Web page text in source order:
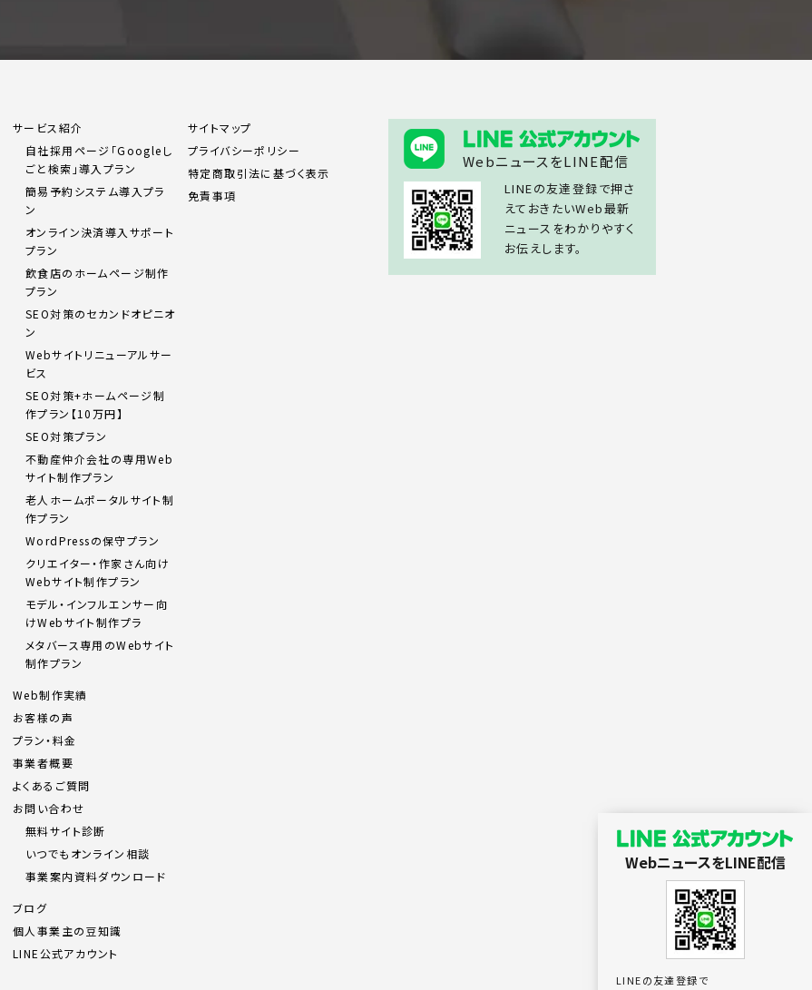
WebニュースをLINE配信
LINEの友達登録で
サービス紹介
自社採用ページ「Googleし
ごと検索」導入プラン
簡易予約システム導入プラ
ン
オンライン決済導入サポート
プラン
飲食店のホームページ制作
プラン
SEO対策のセカンドオピニオ
ン
Webサイトリニューアルサー
ビス
SEO対策+ホームページ制
作プラン【10万円】
SEO対策プラン
不動産仲介会社の専用Web
サイト制作プラン
老人ホームポータルサイト制
作プラン
WordPressの保守プラン
クリエイター・作家さん向け
Webサイト制作プラン
モデル・インフルエンサー向
けWebサイト制作プラ
メタバース専用のWebサイト
制作プラン
Web制作実績
お客様の声
プラン・料金
事業者概要
よくあるご質問
お問い合わせ
無料サイト診断
いつでもオンライン相談
事業案内資料ダウンロード
ブログ
個人事業主の豆知識
LINE公式アカウント
サイトマップ
プライバシーポリシー
特定商取引法に基づく表示
免責事項
WebニュースをLINE配信
LINEの友達登録で押さ
えておきたいWeb最新
ニュースをわかりやすく
お伝えします。